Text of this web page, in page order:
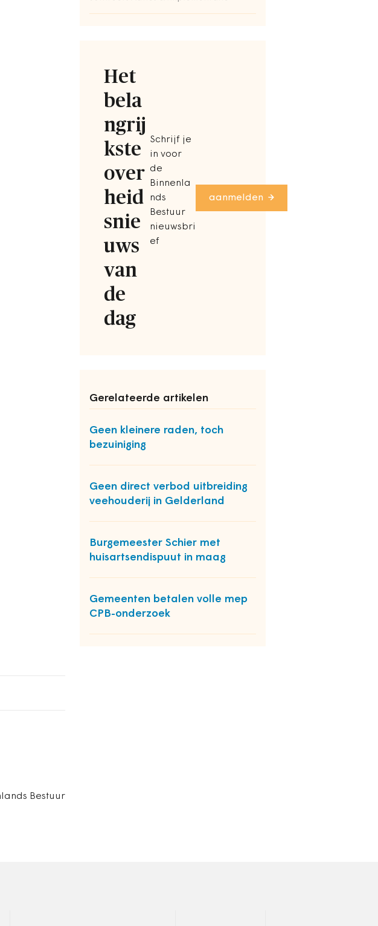
Het
bela
ngrij
kste
over
heid
snie
uws
van
de
dag
Schrijf je
in voor
de
Binnenla
nds
Bestuur
nieuwsbri
ef
aanmelden
Gerelateerde artikelen
Geen kleinere raden, toch
bezuiniging
Geen direct verbod uitbreiding
veehouderij in Gelderland
Burgemeester Schier met
huisartsendispuut in maag
Gemeenten betalen volle mep
CPB-onderzoek
Bestuur